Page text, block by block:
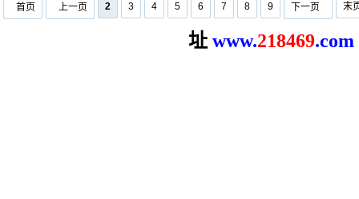
首页 上一页 2 3 4 5 6 7 8 9 下一页 末
址 www.218469.com